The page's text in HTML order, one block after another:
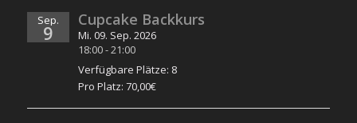
Sep.
9
Cupcake Backkurs
Mi. 09. Sep. 2026
18:00-21:00
Verfügbare Plätze: 8
Pro Platz: 70,00€